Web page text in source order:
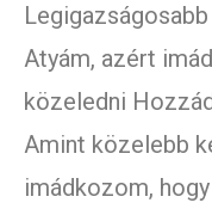
Atyám, azért
közeledni
Amint közelebb
imádkozom,